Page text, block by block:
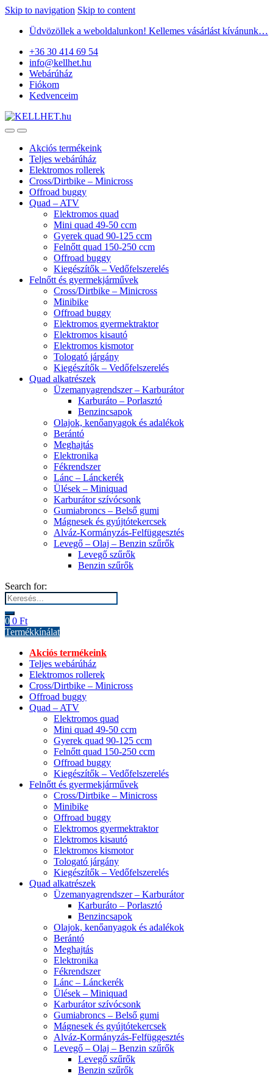
Skip to navigation Skip to content
Üdvözöllek a weboldalunkon! Kellemes vásárlást kívánunk…
+36 30 414 69 54
info@kellhet.hu
Webárúház
Fiókom
Kedvenceim
Akciós termékeink
Teljes webárúház
Elektromos rollerek
Cross/Dirtbike – Minicross
Offroad buggy
Quad – ATV
Elektromos quad
Mini quad 49-50 ccm
Gyerek quad 90-125 ccm
Felnőtt quad 150-250 ccm
Offroad buggy
Kiegészítők – Vedőfelszerelés
Felnőtt és gyermekjárművek
Cross/Dirtbike – Minicross
Minibike
Offroad buggy
Elektromos gyermektraktor
Elektromos kisautó
Elektromos kismotor
Tologató járgány
Kiegészítők – Vedőfelszerelés
Quad alkatrészek
Üzemanyagrendszer – Karburátor
Karburáto – Porlasztó
Benzincsapok
Olajok, kenőanyagok és adalékok
Berántó
Meghajtás
Elektronika
Fékrendszer
Lánc – Lánckerék
Ülések – Miniquad
Karburátor szívócsonk
Gumiabroncs – Belső gumi
Mágnesek és gyújtótekercsek
Alváz-Kormányzás-Felfüggesztés
Levegő – Olaj – Benzin szűrők
Levegő szűrők
Benzin szűrők
Search for:
0 0 Ft
Termékkínálat
Akciós termékeink
Teljes webárúház
Elektromos rollerek
Cross/Dirtbike – Minicross
Offroad buggy
Quad – ATV
Elektromos quad
Mini quad 49-50 ccm
Gyerek quad 90-125 ccm
Felnőtt quad 150-250 ccm
Offroad buggy
Kiegészítők – Vedőfelszerelés
Felnőtt és gyermekjárművek
Cross/Dirtbike – Minicross
Minibike
Offroad buggy
Elektromos gyermektraktor
Elektromos kisautó
Elektromos kismotor
Tologató járgány
Kiegészítők – Vedőfelszerelés
Quad alkatrészek
Üzemanyagrendszer – Karburátor
Karburáto – Porlasztó
Benzincsapok
Olajok, kenőanyagok és adalékok
Berántó
Meghajtás
Elektronika
Fékrendszer
Lánc – Lánckerék
Ülések – Miniquad
Karburátor szívócsonk
Gumiabroncs – Belső gumi
Mágnesek és gyújtótekercsek
Alváz-Kormányzás-Felfüggesztés
Levegő – Olaj – Benzin szűrők
Levegő szűrők
Benzin szűrők